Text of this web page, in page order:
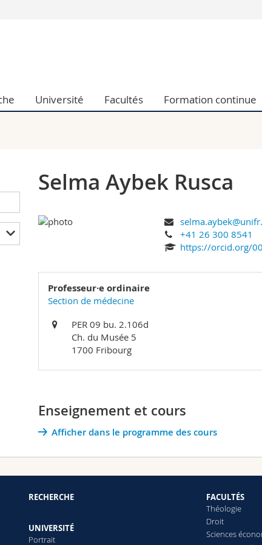
Lettres et sciences humaines
Sciences de l'éducation et de la formation
Université Facultés Formation continue
Selma Aybek Rusca
+41 26 300 8541
https://orcid.org/
Professeur·e ordinaire
Section de médecine
PER 09 bu. 2.106d
Ch. du Musée 5
1700 Fribourg
Enseignement et cours
Afficher dans le programme des cours
RECHERCHE
UNIVERSITÉ
Portrait
FACULTÉS
Théologie
Droit
Sciences